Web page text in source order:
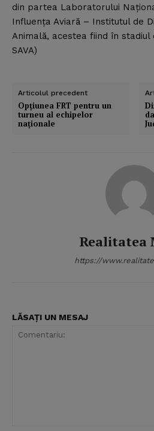
din partea Laboratorului
Influenţa Aviară – Institutul de
Animală, acestea fiind în stadiul
SAVA)
Articolul precedent
Opţiunea FRT pentru un
turneu al echipelor
naţionale
Realitatea
https://
LĂSAȚI UN MESAJ